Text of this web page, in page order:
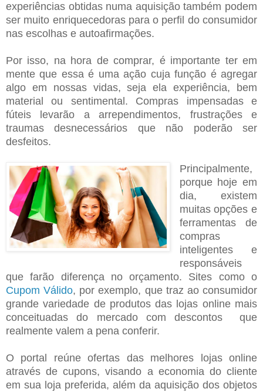
experiências obtidas numa aquisição também podem
ser muito enriquecedoras para o perfil do consumidor
nas escolhas e autoafirmações.
Por isso, na hora de comprar, é importante ter em
mente que essa é uma ação cuja função é agregar
algo em nossas vidas, seja ela experiência, bem
material ou sentimental. Compras impensadas e
fúteis levarão a arrependimentos, frustrações e
traumas desnecessários que não poderão ser
desfeitos.
Principalmente,
porque hoje em
dia, existem
muitas opções e
ferramentas de
compras
inteligentes e
responsáveis
que farão diferença no orçamento. Sites como o
Cupom Válido, por exemplo, que traz ao consumidor
grande variedade de produtos das lojas online mais
conceituadas do mercado com descontos que
realmente valem a pena conferir.
O portal reúne ofertas das melhores lojas online
através de cupons, visando a economia do cliente
em sua loja preferida, além da aquisição dos objetos